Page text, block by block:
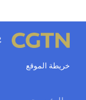
خريطة الموقع